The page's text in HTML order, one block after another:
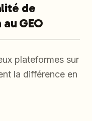
de
GEO
plateformes sur
la différence en